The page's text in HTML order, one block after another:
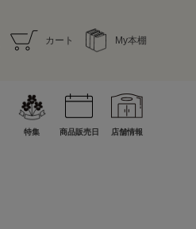
カート My本棚
特集 商品販売日 店舗情報